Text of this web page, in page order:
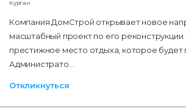
Курган
Компания ДомСтрой открывает новое
масштабный проект по его
престижное место отдыха, которое будет
Администрато…
Откликнуться